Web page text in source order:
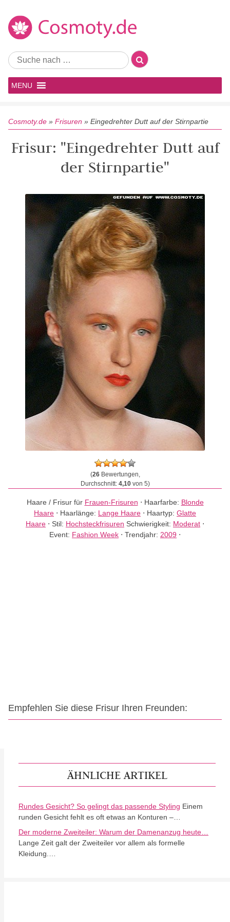
MENU
Cosmoty.de » Frisuren » Eingedrehter Dutt auf der Stirnpartie
Frisur: "Eingedrehter Dutt auf
der Stirnpartie"
(26Bewertungen,
Durchschnitt: 4,10von 5)
Haare / Frisur für Frauen-Frisuren ⋅ Haarfarbe: Blonde
Haare ⋅ Haarlänge: Lange Haare ⋅ Haartyp: Glatte
Haare ⋅ Stil: Hochsteckfrisuren Schwierigkeit: Moderat ⋅
Event: Fashion Week ⋅ Trendjahr: 2009 ⋅
Empfehlen Sie diese Frisur Ihren Freunden:
ÄHNLICHE ARTIKEL
Rundes Gesicht? So gelingt das passende Styling Einem
runden Gesicht fehlt es oft etwas an Konturen –…
Der moderne Zweiteiler: Warum der Damenanzug heute…
Lange Zeit galt der Zweiteiler vor allem als formelle
Kleidung.…